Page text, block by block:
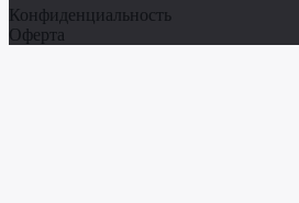
Конфиденциальность
Оферта